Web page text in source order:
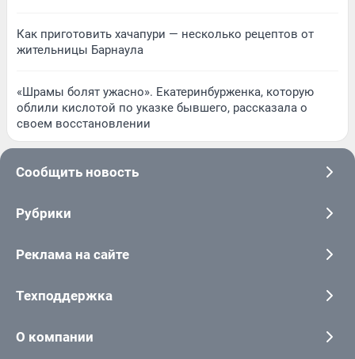
Как приготовить хачапури — несколько рецептов от
жительницы Барнаула
«Шрамы болят ужасно». Екатеринбурженка, которую
облили кислотой по указке бывшего, рассказала о
своем восстановлении
Сообщить новость
Рубрики
Реклама на сайте
Техподдержка
О компании